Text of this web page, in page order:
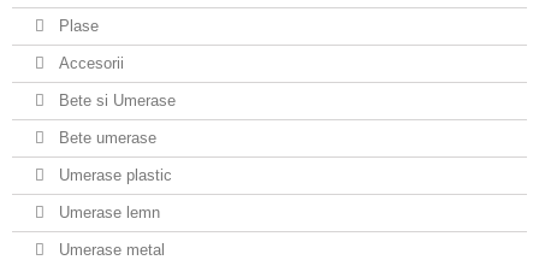
Plase
Accesorii
Bete si Umerase
Bete umerase
Umerase plastic
Umerase lemn
Umerase metal